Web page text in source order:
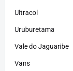
Ultracol
Uruburetama
Vale do Jaguaribe
Vans